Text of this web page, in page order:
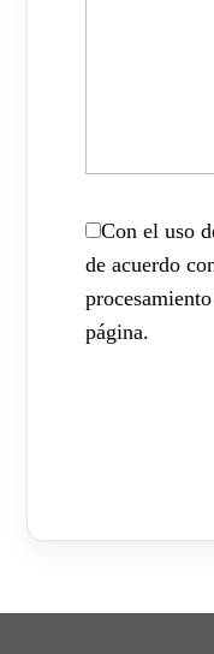
Con el uso
de acuerdo
página.